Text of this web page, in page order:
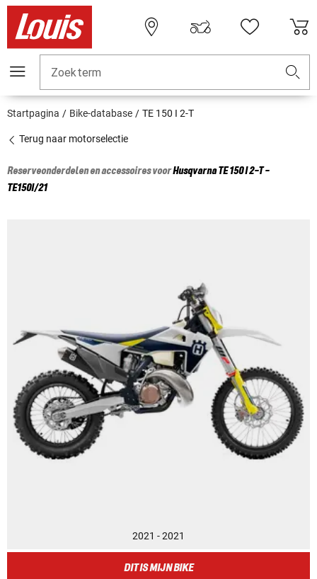
Zoekterm
Startpagina Bike-database TE 150 I 2-T
Terug naar motorselectie
Reserveonderdelen en accessoires voorHusqvarnaTE 150 I 2-T -
TE150I/21
2021 - 2021
DIT IS MIJN BIKE